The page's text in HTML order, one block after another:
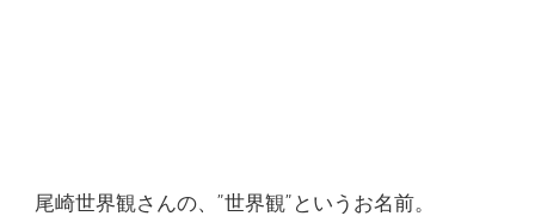
尾崎世界観さんの、”世界観”というお名前。